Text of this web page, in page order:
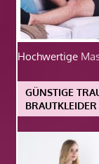
Hochwertige
GÜNSTIGE
BRAUTKLEIDER